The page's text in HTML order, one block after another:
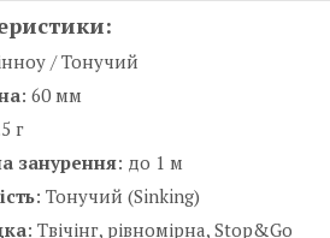
/ Тонучий
: 60 мм
г
занурення: до 1 м
: Тонучий (Sinking)
: Твічінг, рівномірна, Stop&Go